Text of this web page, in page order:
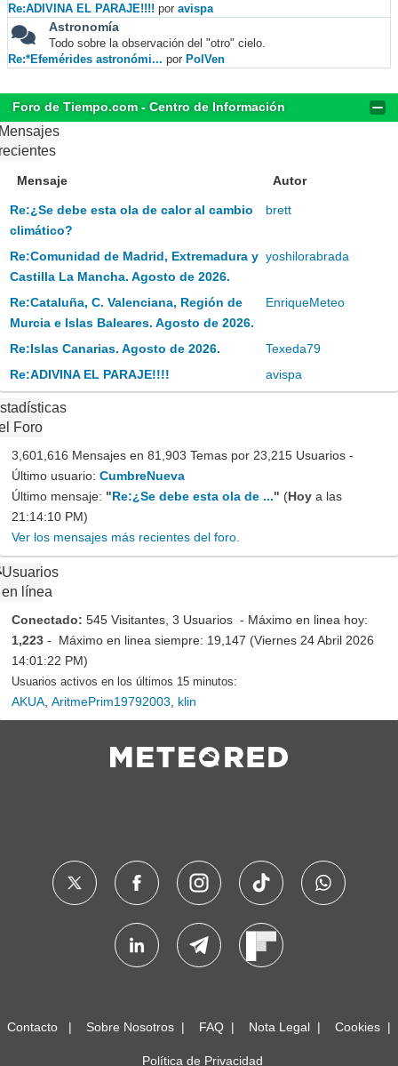
Re:ADIVINA EL PARAJE!!!! por avispa
Astronomía
Todo sobre la observación del "otro" cielo.
Re:*Efemérides astronómi... por PolVen
Foro de Tiempo.com - Centro de Información
Mensaje Autor
Re:¿Se debe esta ola de calor al cambio
climático?
brett
Re:Comunidad de Madrid, Extremadura y
Castilla La Mancha. Agosto de 2026.
yoshilorabrada
Re:Cataluña, C. Valenciana, Región de
Murcia e Islas Baleares. Agosto de 2026.
EnriqueMeteo
Re:Islas Canarias. Agosto de 2026.
Texeda79
Re:ADIVINA EL PARAJE!!!!
avispa
Foro
3,601,616 Mensajes en 81,903 Temas por 23,215 Usuarios -
Último usuario: CumbreNueva
Último mensaje: "Re:¿Se debe esta ola de ..." (Hoy a las
21:14:10 PM)
Ver los mensajes más recientes del foro.
Usuarios
en línea
Conectado: 545 Visitantes, 3 Usuarios - Máximo en linea hoy:
1,223 - Máximo en linea siempre: 19,147 (Viernes 24 Abril 2026
14:01:22 PM)
Usuarios activos en los últimos 15 minutos:
AKUA AritmePrim19792003 klin
Contacto Sobre Nosotros FAQ Nota Legal Cookies
Política de Privacidad